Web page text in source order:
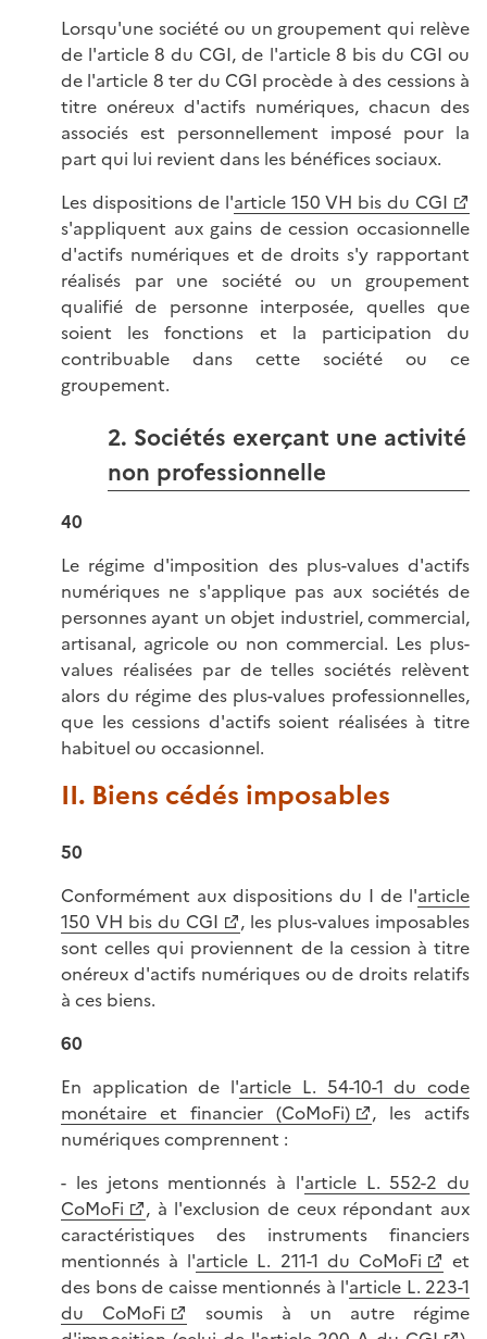
Lorsqu'une société ou un groupement qui relève
de l'article 8 du CGI, de l'article 8 bis du CGI ou
de l'article 8 ter du CGI procède à des cessions à
titre onéreux d'actifs numériques, chacun des
associés est personnellement imposé pour la
part qui lui revient dans les bénéfices sociaux.
Les dispositions de l'article 150 VH bis du CGI
s'appliquent aux gains de cession occasionnelle
d'actifs numériques et de droits s'y rapportant
réalisés par une société ou un groupement
qualifié de personne interposée, quelles que
soient les fonctions et la participation du
contribuable dans cette société ou ce
groupement.
2. Sociétés exerçant une activité
non professionnelle
40
Le régime d'imposition des plus-values d'actifs
numériques ne s'applique pas aux sociétés de
personnes ayant un objet industriel, commercial,
artisanal, agricole ou non commercial. Les plus-
values réalisées par de telles sociétés relèvent
alors du régime des plus-values professionnelles,
que les cessions d'actifs soient réalisées à titre
habituel ou occasionnel.
II. Biens cédés imposables
50
Conformément aux dispositions du I de l'article
150 VH bis du CGI
, les plus-values imposables
sont celles qui proviennent de la cession à titre
onéreux d'actifs numériques ou de droits relatifs
à ces biens.
60
En application de l'article L. 54-10-1 du code
monétaire et financier (CoMoFi)
, les actifs
numériques comprennent :
- les jetons mentionnés à l'article L. 552-2 du
CoMoFi
, à l'exclusion de ceux répondant aux
caractéristiques des instruments financiers
mentionnés à l'article L. 211-1 du CoMoFi
et
des bons de caisse mentionnés à l'article L. 223-1
du CoMoFi
soumis à un autre régime